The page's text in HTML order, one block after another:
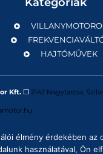
HAJTÓMŰVEK
Kft. ❒ 2142 Nagytarcsa,
Kft.
élmény érdekében az
használatával, Ön